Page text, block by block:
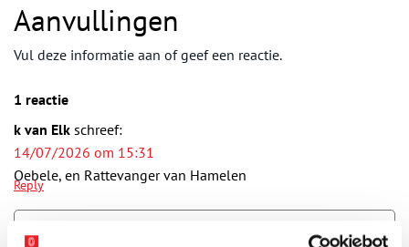
Aanvullingen
Vul deze informatie aan of geef een reactie.
1 reactie
k van Elk schreef:
14/07/2026 om 15:31
Oebele, en Rattevanger van Hamelen
Reply